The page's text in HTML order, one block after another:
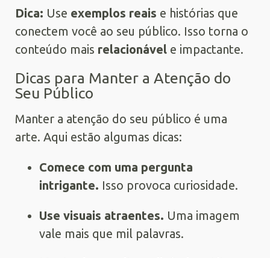
Dica: Use exemplos reais e histórias que
conectem você ao seu público. Isso torna o
conteúdo mais relacionável e impactante.
Dicas para Manter a Atenção do
Seu Público
Manter a atenção do seu público é uma
arte. Aqui estão algumas dicas:
Comece com uma pergunta
intrigante. Isso provoca curiosidade.
Use visuais atraentes. Uma imagem
vale mais que mil palavras.